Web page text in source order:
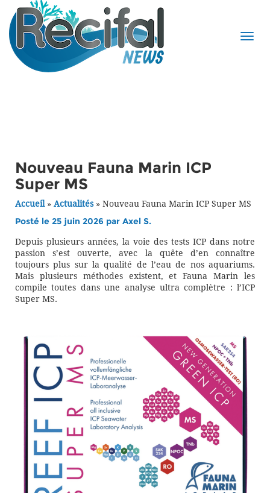
Nouveau Fauna Marin ICP
Super MS
Accueil» Actualités» Nouveau Fauna Marin ICP Super MS
Posté le 25 juin 2026 par Axel S.
Depuis plusieurs années, la voie des tests ICP dans notre
passion s’est ouverte, avec la quête d’en connaître
toujours plus sur la qualité de l’eau de nos aquariums.
Mais plusieurs méthodes existent, et Fauna Marin les
compile toutes dans une analyse ultra complètre : l’ICP
Super MS.